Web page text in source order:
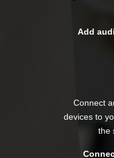
Add
Connect
devices to
the